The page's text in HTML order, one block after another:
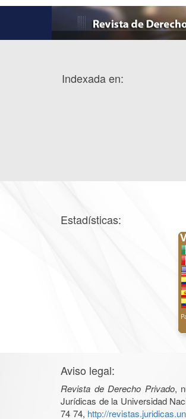
Indexada en:
Estadísticas:
Aviso legal:
Revista de Derecho Privado,
Jurídicas de la Universidad
74 74, http://